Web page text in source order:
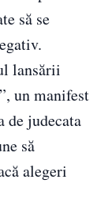
să se
lansării
un manifest
de judecata
să
alegeri